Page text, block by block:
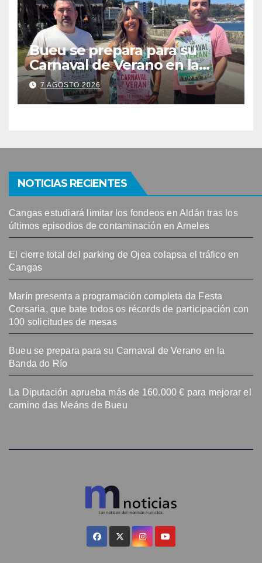
Bueu se prepara para su
Carnaval de Verano en la
Banda do Río
7 AGOSTO 2026
NOTICIAS RECIENTES
Cangas estudiará limitar los fondeos en Aldán tras los
últimos episodios de contaminación en Arneles
El cierre total del parking de Ojea colapsa el tráfico en
Cangas
Marín presenta a programación completa da Festa
Corsaria, que bate todos os récords de participación con
100 solicitudes de mesas
Bueu se prepara para su Carnaval de Verano en la
Banda do Río
La Diputación aprueba más de 160.000 € para mejorar el
camino das Meáns de Bueu